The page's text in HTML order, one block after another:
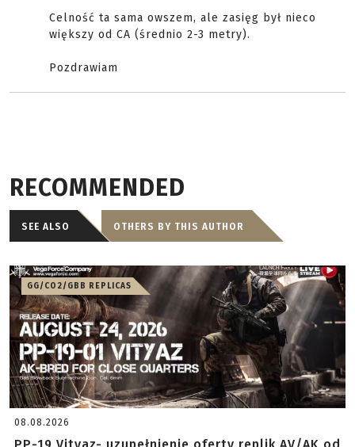
Celność ta sama owszem, ale zasięg był nieco
większy od CA (średnio 2-3 metry).
Pozdrawiam
RECOMMENDED
SEE ALSO OTHERS BY THIS AUTHOR
GG/CO2/GBB REPLICAS
08.08.2026